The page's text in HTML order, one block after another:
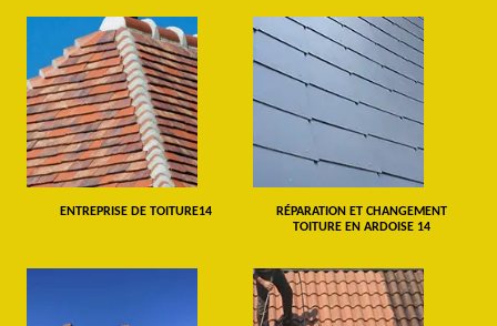
ENTREPRISE DE TOITURE14
RÉPARATION ET CHANGEMENT
TOITURE EN ARDOISE 14